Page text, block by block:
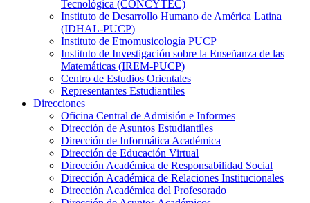
Tecnológica (CONCYTEC)
Instituto de Desarrollo Humano de América Latina
(IDHAL-PUCP)
Instituto de Etnomusicología PUCP
Instituto de Investigación sobre la Enseñanza de las
Matemáticas (IREM-PUCP)
Centro de Estudios Orientales
Representantes Estudiantiles
Direcciones
Oficina Central de Admisión e Informes
Dirección de Asuntos Estudiantiles
Dirección de Informática Académica
Dirección de Educación Virtual
Dirección Académica de Responsabilidad Social
Dirección Académica de Relaciones Institucionales
Dirección Académica del Profesorado